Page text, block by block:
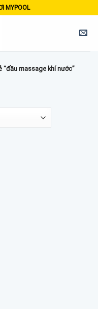
MYPOOL
“đầu massage khí nước”